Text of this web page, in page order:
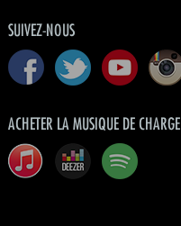
SUIVEZ-NOUS
ACHETER LA MUSIQUE DE CHARGE